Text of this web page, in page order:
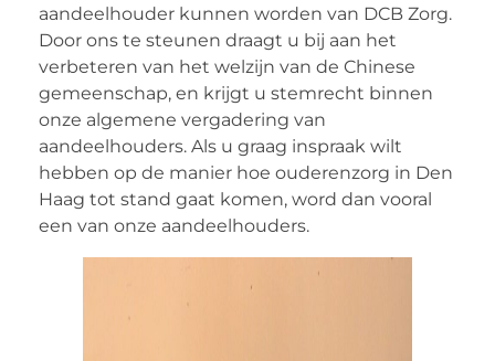
aandeelhouder kunnen worden van DCB Zorg.
Door ons te steunen draagt u bij aan het
verbeteren van het welzijn van de Chinese
gemeenschap, en krijgt u stemrecht binnen
onze algemene vergadering van
aandeelhouders. Als u graag inspraak wilt
hebben op de manier hoe ouderenzorg in Den
Haag tot stand gaat komen, word dan vooral
een van onze aandeelhouders.